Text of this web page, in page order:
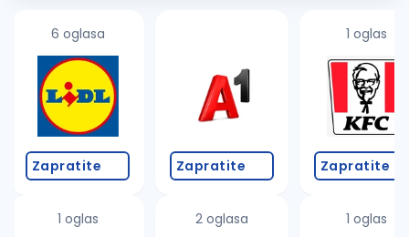
6 oglasa
Zapratite
1 oglas
Zapratite
2 oglasa
1 oglas
Zapratite
1 oglas